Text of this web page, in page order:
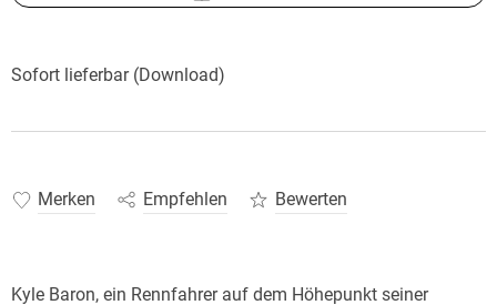
Sofort lieferbar (Download)
Merken Empfehlen Bewerten
Kyle Baron, ein Rennfahrer auf dem Höhepunkt seiner